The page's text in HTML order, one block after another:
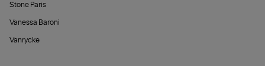
Stone Paris
Vanessa Baroni
Vanrycke